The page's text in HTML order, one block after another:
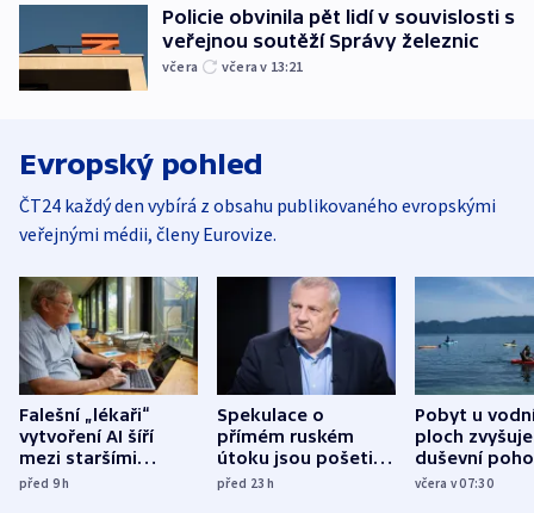
Policie obvinila pět lidí v souvislosti s
veřejnou soutěží Správy železnic
včera včera v 13:21
Evropský pohled
ČT24 každý den vybírá z obsahu publikovaného evropskými
veřejnými médii, členy Eurovize.
Falešní „lékaři“
vytvoření AI šíří
mezi staršími
Poláky nebezpečné
před 9h
Spekulace o
přímém ruském
útoku jsou pošetilé,
míní estonský
před 23h
Pobyt u
ploch zvyšuje
duševní
ukázala
včera v 07:30